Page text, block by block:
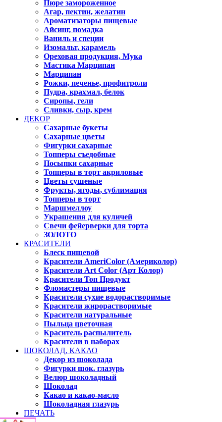
Пюре замороженное
Агар, пектин, желатин
Ароматизаторы пищевые
Айсинг, помадка
Ваниль и специи
Изомальт, карамель
Ореховая продукция, Мука
Мастика Марципан
Марципан
Рожки, печенье, профитроли
Пудра, крахмал, белок
Сиропы, гели
Сливки, сыр, крем
ДЕКОР
Сахарные букеты
Сахарные цветы
Фигурки сахарные
Топперы съедобные
Посыпки сахарные
Топперы в торт акриловые
Цветы сушеные
Фрукты, ягоды, сублимация
Топперы в торт
Маршмеллоу
Украшения для куличей
Свечи фейерверки для торта
ЗОЛОТО
КРАСИТЕЛИ
Блеск пищевой
Красители AmeriColor (Америколор)
Красители Art Color (Арт Колор)
Красители Топ Продукт
Фломастеры пищевые
Красители сухие водорастворимые
Красители жирорастворимые
Красители натуральные
Пыльца цветочная
Краситель распылитель
Красители в наборах
ШОКОЛАД, КАКАО
Декор из шоколада
Фигурки шок. глазурь
Велюр шоколадный
Шоколад
Какао и какао-масло
Шоколадная глазурь
ПЕЧАТЬ